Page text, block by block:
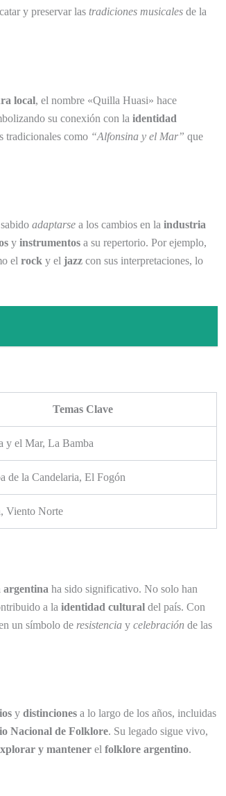
y preservar las tradiciones musicales de la
local, el nombre «Quilla Huasi» hace
su conexión con la identidad
tradicionales como “Alfonsina y el Mar” que
adaptarse a los cambios en la industria
y instrumentos a su repertorio. Por ejemplo,
el rock y el jazz con sus interpretaciones, lo
Temas Clave
y el Mar, La Bamba
de la Candelaria, El Fogón
Viento Norte
argentina ha sido significativo. No solo han
a la identidad cultural del país. Con
un símbolo de resistencia y celebración de las
y distinciones a lo largo de los años, incluidas
Nacional de Folklore. Su legado sigue vivo,
y mantener el folklore argentino.